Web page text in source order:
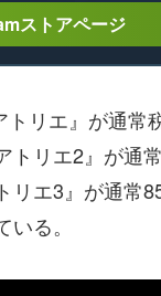
ストアページ
リエ』が通常
トリエ2』が通
リエ3』が通常
る。